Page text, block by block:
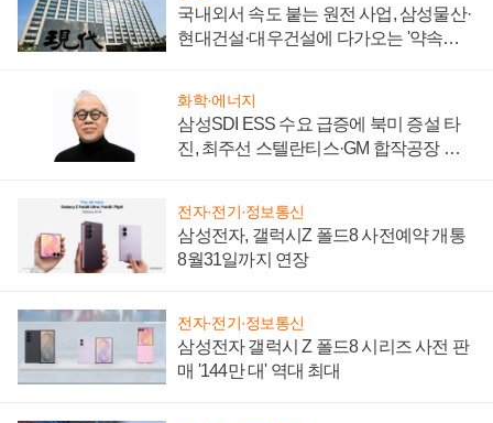
국내외서 속도 붙는 원전 사업, 삼성물산·
현대건설·대우건설에 다가오는 '약속의
화학·에너지
삼성SDI ESS 수요 급증에 북미 증설 타
진, 최주선 스텔란티스·GM 합작공장 건
전자·전기·정보통신
삼성전자, 갤럭시Z 폴드8 사전예약 개통
8월31일까지 연장
전자·전기·정보통신
삼성전자 갤럭시 Z 폴드8 시리즈 사전 판
매 '144만 대' 역대 최대